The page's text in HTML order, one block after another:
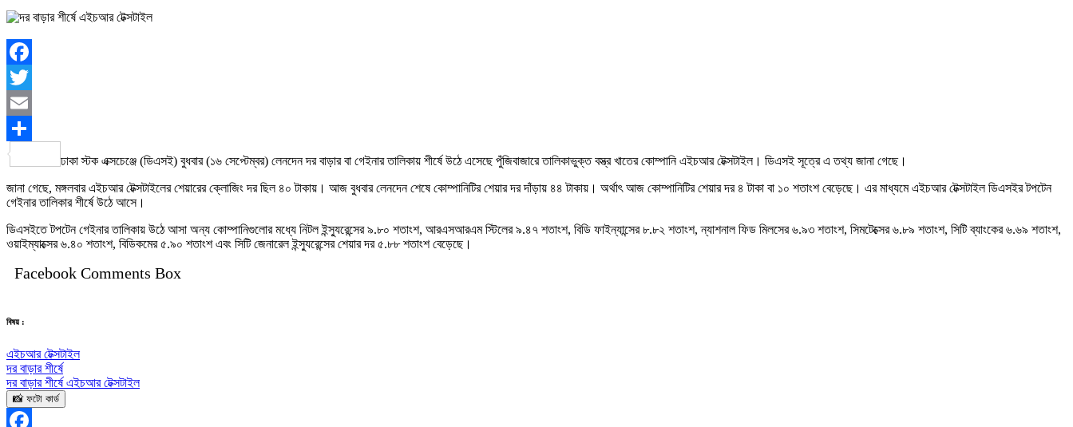
Facebook
Twitter
Email
Share
ঢাকা স্টক এক্সচেঞ্জে (ডিএসই) বুধবার (১৬ সেপ্টেম্বর) লেনদেন দর বাড়ার বা গেইনার তালিকায় শীর্ষে উঠে এসেছে পুঁজিবাজারে তালিকাভুক্ত বস্ত্র খাতের কোম্পানি এইচআর টেক্সটাইল। ডিএসই সূত্রে এ তথ্য জানা গেছে।
জানা গেছে, মঙ্গলবার এইচআর টেক্সটাইলের শেয়ারের ক্লোজিং দর ছিল ৪০ টাকায়। আজ বুধবার লেনদেন শেষে কোম্পানিটির শেয়ার দর দাঁড়ায় ৪৪ টাকায়। অর্থাৎ আজ কোম্পানিটির শেয়ার দর ৪ টাকা বা ১০ শতাংশ বেড়েছে। এর মাধ্যমে এইচআর টেক্সটাইল ডিএসইর টপটেন
গেইনার তালিকার শীর্ষে উঠে আসে।
ডিএসইতে টপটেন গেইনার তালিকায় উঠে আসা অন্য কোম্পানিগুলোর মধ্যে নিটল ইন্স্যুরেন্সের ৯.৮০ শতাংশ, আরএসআরএম স্টিলের ৯.৪৭ শতাংশ, বিডি ফাইন্যান্সের ৮.৮২ শতাংশ, ন্যাশনাল ফিড মিলসের ৬.৯৩ শতাংশ, সিমটেক্সের ৬.৮৯ শতাংশ, সিটি ব্যাংকের ৬.৬৯ শতাংশ,
ওয়াইম্যাক্সের ৬.৪০ শতাংশ, বিডিকমের ৫.৯০ শতাংশ এবং সিটি জেনারেল ইন্স্যুরেন্সের শেয়ার দর ৫.৮৮ শতাংশ বেড়েছে।
Facebook Comments Box
বিষয় :
এইচআর টেক্সটাইল
দর বাড়ার শীর্ষে
দর বাড়ার শীর্ষে এইচআর টেক্সটাইল
📸 ফটো কার্ড